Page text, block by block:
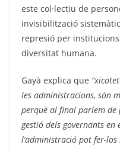
este col·lectiu de
invisibilització
represió per
diversitat humana.
Gayà explica que
les administracions, són
perquè al final parlem de
gestió dels governants en
l’administració pot fer-los